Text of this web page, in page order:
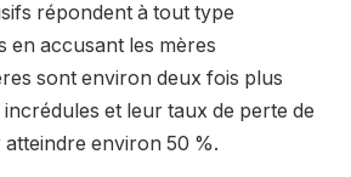
répondent à tout type
en accusant les mères
sont environ deux fois plus
incrédules et leur taux de perte de
environ 50 %.